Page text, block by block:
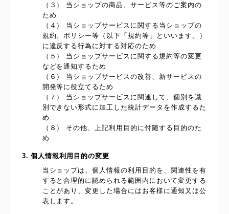
（３） 当ショップの商品、サービス等のご案内の
ため
（４） 当ショップサービスに関する当ショップの
規約、ポリシー等（以下「規約等」といいます。）
に違反する行為に対する対応のため
（５） 当ショップサービスに関する規約等の変更
などを通知するため
（６） 当ショップサービスの改善、新サービスの
開発等に役立てるため
（７） 当ショップサービスに関連して、個別を識
別できない形式に加工した統計データを作成するた
め
（８） その他、上記利用目的に付随する目的のた
め
3. 個人情報利用目的の変更
当ショップは、個人情報の利用目的を、関連性を有
すると合理的に認められる範囲内において変更する
ことがあり、変更した場合にはお客様に通知又は公
表します。